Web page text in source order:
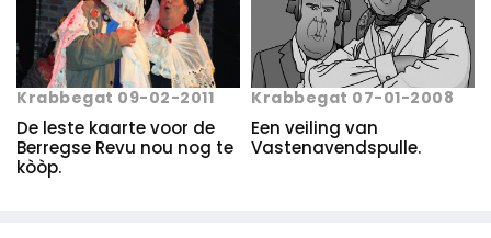
Krabbegat 09-02-2011
De leste kaarte voor de
Berregse Revu nou nog te
kòòp.
Krabbegat 07-01-2008
Een veiling van
Vastenavendspulle.